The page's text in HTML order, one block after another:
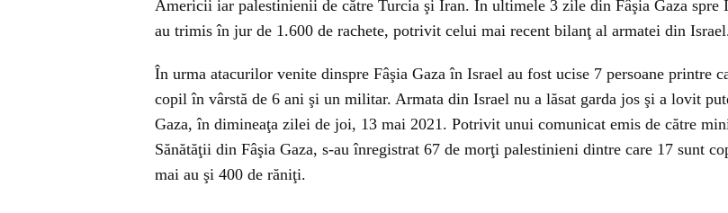
Americii iar palestinienii de către Turcia şi Iran. În ultimele 3 zile din Fâşia Gaza spre
au trimis în jur de 1.600 de rachete, potrivit celui mai recent bilanţ al armatei din
În urma atacurilor venite dinspre Fâşia Gaza în Israel au fost ucise 7 persoane printre
copil în vârstă de 6 ani şi un militar. Armata din Israel nu a lăsat garda jos şi a lovit
Gaza, în dimineaţa zilei de joi, 13 mai 2021. Potrivit unui comunicat emis de către
Sănătăţii din Fâşia Gaza, s-au înregistrat 67 de morţi palestinieni dintre care 17 sunt
mai au şi 400 de răniţi.